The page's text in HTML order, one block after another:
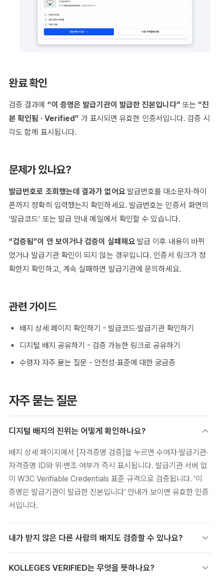
완료 확인
검증 결과에 “이 증명은 발급기관이 발급한 진본입니다”또는“진
본 확인됨 · Verified” 가 표시되면 유효한 인증서입니다. 검증 시
각도 함께 표시됩니다.
문제가 있나요?
발급번호로 조회했는데 결과가 없어요발급번호를 대소문자·하이
픈까지 정확히 입력했는지 확인하세요. 발급번호는 인증서 화면의
‘발급코드’ 또는 발급 안내 메일에서 확인할 수 있습니다.
“검증됨”이 안 보이거나 검증이 실패해요 발급 이후 내용이 바뀌
었거나 발급기관 확인이 되지 않는 경우입니다. 인증서 링크가 정
확한지 확인하고, 계속 실패하면 발급기관에 문의하세요.
관련 가이드
배지 상세 페이지 확인하기 - 발급코드·발급기관 확인하기
디지털 배지 공유하기 - 검증 가능한 링크로 공유하기
수령자 자주 묻는 질문 - 안전성·표준에 대한 궁금증
자주 묻는 질문
디지털 배지의 진위는 어떻게 확인하나요?
배지 상세 페이지에서 [자격증명 검증]을 누르면 수여자·발급기관·
자격증명 ID와 위·변조 여부가 즉시 표시됩니다. 발급기관 서버 없
이 W3C Verifiable Credentials 표준 규격으로 검증됩니다. '이
증명은 발급기관이 발급한 진본입니다' 안내가 보이면 유효한 인증
서입니다.
내가 받지 않은 다른 사람의 배지도 검증할 수 있나요?
급번호·검증 링크·QR 중 하나로 조회할 수 있습니다. 링크를 받은
KOLLEGES VERIFIED는 무엇을 뜻하나요?